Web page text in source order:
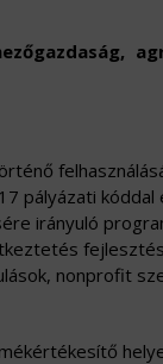
pályázati
irányuló
nonprofit